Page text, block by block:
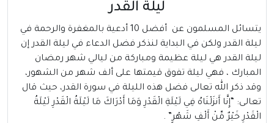
ليلة القدر
يتسائل المسلمون عن أفضل 10 أدعية بالمغفرة والرحمة في
ليلة القدر ولكن في البداية لنذكر فضل الدعاء في ليلة القدر إن
ليلة القدر هي ليلة عظيمة ومباركة من ليالي شهر رمضان
المبارك ، فهي ليلة تفوق قيمتها على ألف شهر من الشهور،
وقد ذكر الله تعالى فضل هذه الليلة في سورة القدر، حيث قال
تعالى: “إِنَّا أَنزَلْنَاهُ فِي لَيْلَةِ الْقَدْرِ وَمَا أَدْرَاكَ مَا لَيْلَةُ الْقَدْرِ لَيْلَةُ
الْقَدْرِ خَيْرٌ مِّنْ أَلْفِ شَهْرٍ” .